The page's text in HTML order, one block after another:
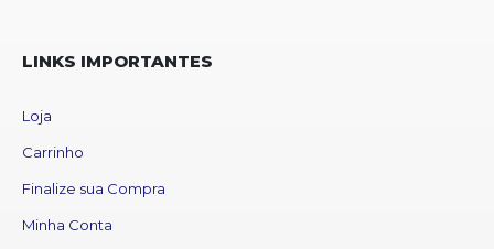
LINKS IMPORTANTES
Loja
Carrinho
Finalize sua Compra
Minha Conta